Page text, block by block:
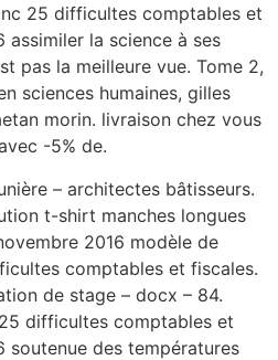
25 difficultes comptables et
assimiler la science à ses
pas la meilleure vue. Tome 2,
sciences humaines, gilles
morin. livraison chez vous
-5% de.
– architectes bâtisseurs.
t-shirt manches longues
2016 modèle de
comptables et fiscales.
de stage – docx – 84.
difficultes comptables et
soutenue des températures